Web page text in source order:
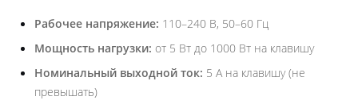
Рабочее напряжение: 110–240 В, 50–60 Гц
Мощность нагрузки: от 5 Вт до 1000 Вт на клавишу
Номинальный выходной ток: 5 А на клавишу (не
превышать)